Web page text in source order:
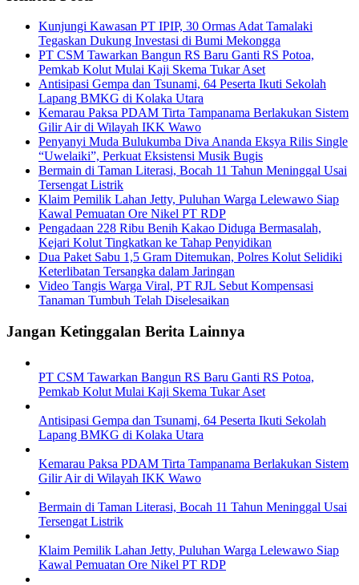
Kunjungi Kawasan PT IPIP, 30 Ormas Adat Tamalaki
Tegaskan Dukung Investasi di Bumi Mekongga
PT CSM Tawarkan Bangun RS Baru Ganti RS Potoa,
Pemkab Kolut Mulai Kaji Skema Tukar Aset
Antisipasi Gempa dan Tsunami, 64 Peserta Ikuti Sekolah
Lapang BMKG di Kolaka Utara
Kemarau Paksa PDAM Tirta Tampanama Berlakukan Sistem
Gilir Air di Wilayah IKK Wawo
Penyanyi Muda Bulukumba Diva Ananda Eksya Rilis Single
“Uwelaiki”, Perkuat Eksistensi Musik Bugis
Bermain di Taman Literasi, Bocah 11 Tahun Meninggal Usai
Tersengat Listrik
Klaim Pemilik Lahan Jetty, Puluhan Warga Lelewawo Siap
Kawal Pemuatan Ore Nikel PT RDP
Pengadaan 228 Ribu Benih Kakao Diduga Bermasalah,
Kejari Kolut Tingkatkan ke Tahap Penyidikan
Dua Paket Sabu 1,5 Gram Ditemukan, Polres Kolut Selidiki
Keterlibatan Tersangka dalam Jaringan
Video Tangis Warga Viral, PT RJL Sebut Kompensasi
Tanaman Tumbuh Telah Diselesaikan
Jangan Ketinggalan Berita Lainnya
PT CSM Tawarkan Bangun RS Baru Ganti RS Potoa,
Pemkab Kolut Mulai Kaji Skema Tukar Aset
Antisipasi Gempa dan Tsunami, 64 Peserta Ikuti Sekolah
Lapang BMKG di Kolaka Utara
Kemarau Paksa PDAM Tirta Tampanama Berlakukan Sistem
Gilir Air di Wilayah IKK Wawo
Bermain di Taman Literasi, Bocah 11 Tahun Meninggal Usai
Tersengat Listrik
Klaim Pemilik Lahan Jetty, Puluhan Warga Lelewawo Siap
Kawal Pemuatan Ore Nikel PT RDP